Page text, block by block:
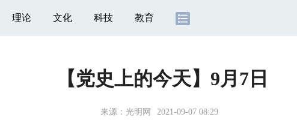
理论 文化 科技 教育
【党史上的今天】9月7日
来源： 光明网 2021-09-07 08:29